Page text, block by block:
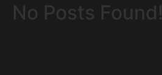
No Posts Found!